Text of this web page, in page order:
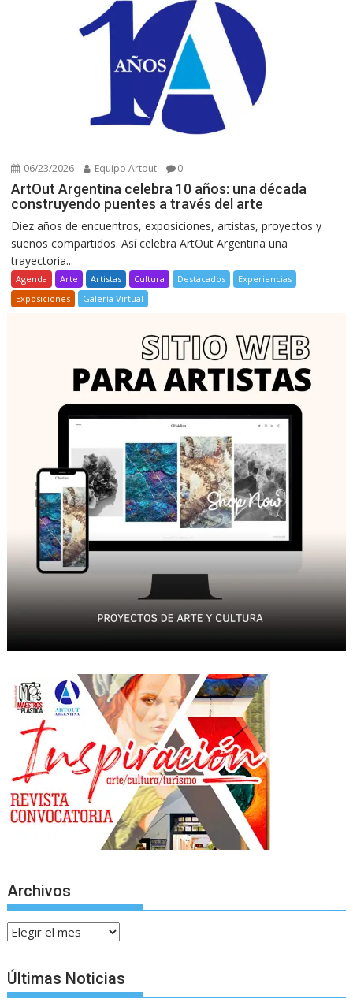
06/23/2026 Equipo Artout 0
ArtOut Argentina celebra 10 años: una década
construyendo puentes a través del arte
Diez años de encuentros, exposiciones, artistas, proyectos y
sueños compartidos. Así celebra ArtOut Argentina una
trayectoria...
Agenda Arte Artistas Cultura Destacados
Experiencias
Exposiciones
Galería Virtual
Archivos
Archivos
Últimas Noticias